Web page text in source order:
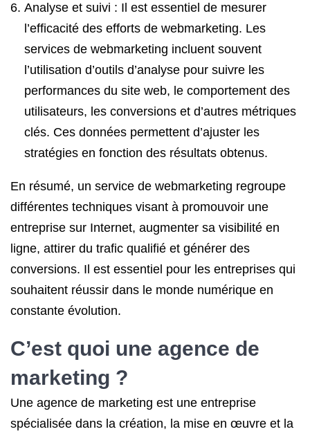
Analyse et suivi : Il est essentiel de mesurer
l’efficacité des efforts de webmarketing. Les
services de webmarketing incluent souvent
l’utilisation d’outils d’analyse pour suivre les
performances du site web, le comportement des
utilisateurs, les conversions et d’autres métriques
clés. Ces données permettent d’ajuster les
stratégies en fonction des résultats obtenus.
En résumé, un service de webmarketing regroupe
différentes techniques visant à promouvoir une
entreprise sur Internet, augmenter sa visibilité en
ligne, attirer du trafic qualifié et générer des
conversions. Il est essentiel pour les entreprises qui
souhaitent réussir dans le monde numérique en
constante évolution.
C’est quoi une agence de
marketing ?
Une agence de marketing est une entreprise
spécialisée dans la création, la mise en œuvre et la